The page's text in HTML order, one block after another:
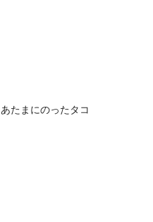
あたまにのったタコ